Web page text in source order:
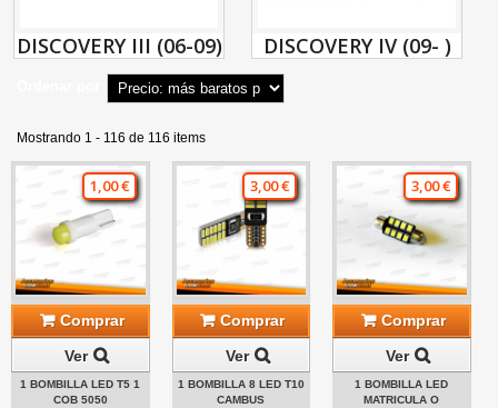
DISCOVERY III (06-09) DISCOVERY IV (09- )
Mostrando 1 - 116 de 116 items
1,00 €
Comprar
Ver
1 BOMBILLA LED T5 1
COB 5050
3,00 €
Comprar
Ver
1 BOMBILLA 8 LED T10
CAMBUS
3,00 €
Comprar
Ver
1 BOMBILLA LED
MATRICULA O